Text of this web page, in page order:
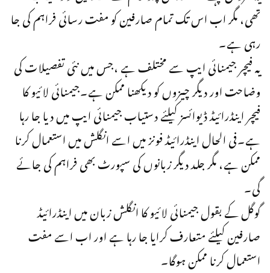
تھی، مگر اب اس تک تمام صارفین کو مفت رسائی فراہم کی جا
رہی ہے۔
یہ فیچر جیمنائی ایپ سے مختلف ہے ،جس میں نئی تفصیلات کی
وضاحت اور دیگر چیزوں کو دیکھنا ممکن ہے۔جیمنائی لائیو کا
فیچر اینڈرائیڈ ڈیوائسز کیلئے دستیاب جیمنائی ایپ میں دیا جا رہا
ہے۔فی الحال اینڈرائیڈ فونز میں اسے انگلش میں استعمال کرنا
ممکن ہے، مگر جلد دیگر زبانوں کی سپورٹ بھی فراہم کی جائے
گی۔
گوگل کے بقول جیمنائی لائیو کا انگلش زبان میں اینڈرائیڈ
صارفین کیلئے متعارف کرایا جا رہا ہے اور اب اسے مفت
استعمال کرنا ممکن ہوگا۔